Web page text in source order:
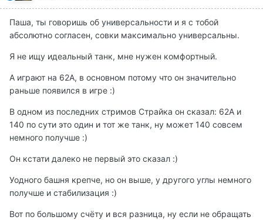
Паша, ты говоришь об универсальности и я с тобой
абсолютно согласен, совки максимально универсальны.
Я не ищу идеальный танк, мне нужен комфортный.
А играют на 62А, в основном потому что он значительно
раньше появился в игре :)
В одном из последних стримов Страйка он сказал: 62А и
140 по сути это один и тот же танк, ну может 140 совсем
немного получше :)
Он кстати далеко не первый это сказал :)
Уодного башня крепче, но он выше, у другого углы немного
получше и стабилизация :)
Вот по большому счёту и вся разница, ну если не обращать